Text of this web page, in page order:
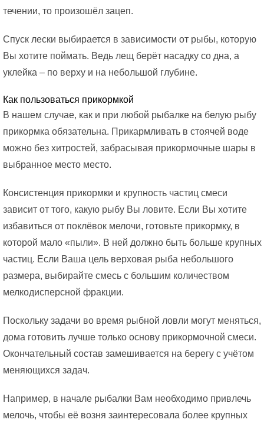
течении, то произошёл зацеп.
Спуск лески выбирается в зависимости от рыбы, которую
Вы хотите поймать. Ведь лещ берёт насадку со дна, а
уклейка – по верху и на небольшой глубине.
Как пользоваться прикормкой
В нашем случае, как и при любой рыбалке на белую рыбу
прикормка обязательна. Прикармливать в стоячей воде
можно без хитростей, забрасывая прикормочные шары в
выбранное место место.
Консистенция прикормки и крупность частиц смеси
зависит от того, какую рыбу Вы ловите. Если Вы хотите
избавиться от поклёвок мелочи, готовьте прикормку, в
которой мало «пыли». В ней должно быть больше крупных
частиц. Если Ваша цель верховая рыба небольшого
размера, выбирайте смесь с большим количеством
мелкодисперсной фракции.
Поскольку задачи во время рыбной ловли могут меняться,
дома готовить лучше только основу прикормочной смеси.
Окончательный состав замешивается на берегу с учётом
меняющихся задач.
Например, в начале рыбалки Вам необходимо привлечь
мелочь, чтобы её возня заинтересовала более крупных